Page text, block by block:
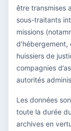
être transmises
sous-traitants
missions
huissiers de
compagnies
autorités
Les données
toute la durée
archives en